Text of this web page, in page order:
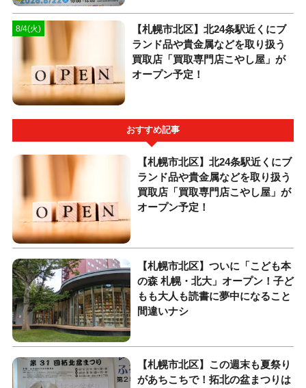
8/4(火)
【札幌市北区】北24条駅近くにブ
ランド品や貴金属などを取り扱う
買取店「買取専門店こやし屋」が
オープン予定！
おすすめ記事
【札幌市北区】北24条駅近くにブ
ランド品や貴金属などを取り扱う
買取店「買取専門店こやし屋」が
オープン予定！
【札幌市北区】ついに「こども本
の森 札幌・北大」オープン！子ど
もも大人も読書に夢中になること
間違いナシ
【札幌市北区】この週末も夏祭り
があちこちで！拓北の盆まつりは